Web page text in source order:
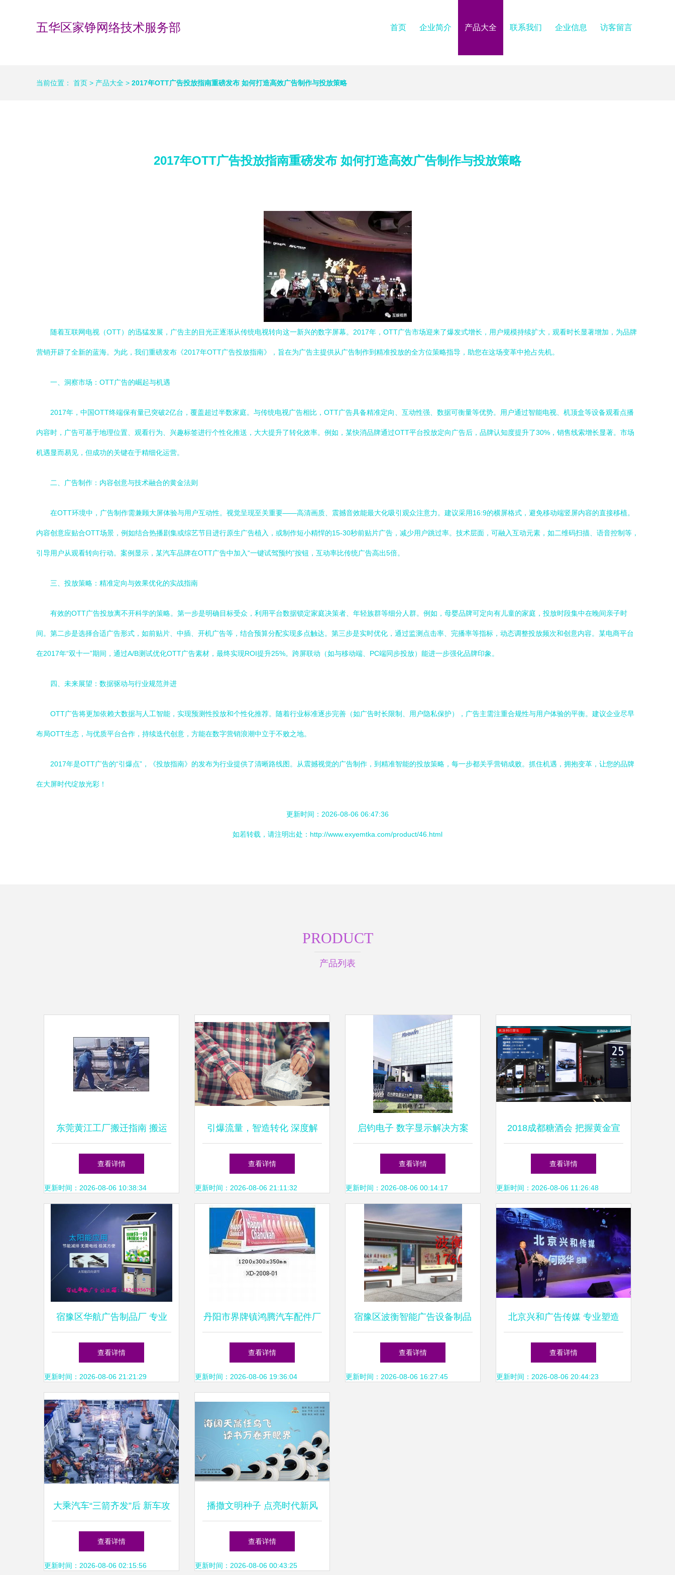
五华区家铮网络技术服务部 首页 企业简介 产品大全 联系我们 企业信息 访客留言
当前位置： 首页 > 产品大全 > 2017年OTT广告投放指南重磅发布 如何打造高效广告制作与投放策略
2017年OTT广告投放指南重磅发布 如何打造高效广告制作与投放策略
随着互联网电视（OTT）的迅猛发展，广告主的目光正逐渐从传统电视转向这一新兴的数字屏幕。2017年，OTT广告市场迎来了爆发式增长，用户规模持续扩大，观看时长显著增加，为品牌
营销开辟了全新的蓝海。为此，我们重磅发布《2017年OTT广告投放指南》，旨在为广告主提供从广告制作到精准投放的全方位策略指导，助您在这场变革中抢占先机。
一、洞察市场：OTT广告的崛起与机遇
2017年，中国OTT终端保有量已突破2亿台，覆盖超过半数家庭。与传统电视广告相比，OTT广告具备精准定向、互动性强、数据可衡量等优势。用户通过智能电视、机顶盒等设备观看点播
内容时，广告可基于地理位置、观看行为、兴趣标签进行个性化推送，大大提升了转化效率。例如，某快消品牌通过OTT平台投放定向广告后，品牌认知度提升了30%，销售线索增长显著。市场
机遇显而易见，但成功的关键在于精细化运营。
二、广告制作：内容创意与技术融合的黄金法则
在OTT环境中，广告制作需兼顾大屏体验与用户互动性。视觉呈现至关重要——高清画质、震撼音效能最大化吸引观众注意力。建议采用16:9的横屏格式，避免移动端竖屏内容的直接移植。
内容创意应贴合OTT场景，例如结合热播剧集或综艺节目进行原生广告植入，或制作短小精悍的15-30秒前贴片广告，减少用户跳过率。技术层面，可融入互动元素，如二维码扫描、语音控制等，
引导用户从观看转向行动。案例显示，某汽车品牌在OTT广告中加入“一键试驾预约”按钮，互动率比传统广告高出5倍。
三、投放策略：精准定向与效果优化的实战指南
有效的OTT广告投放离不开科学的策略。第一步是明确目标受众，利用平台数据锁定家庭决策者、年轻族群等细分人群。例如，母婴品牌可定向有儿童的家庭，投放时段集中在晚间亲子时
间。第二步是选择合适广告形式，如前贴片、中插、开机广告等，结合预算分配实现多点触达。第三步是实时优化，通过监测点击率、完播率等指标，动态调整投放频次和创意内容。某电商平台
在2017年“双十一”期间，通过A/B测试优化OTT广告素材，最终实现ROI提升25%。跨屏联动（如与移动端、PC端同步投放）能进一步强化品牌印象。
四、未来展望：数据驱动与行业规范并进
OTT广告将更加依赖大数据与人工智能，实现预测性投放和个性化推荐。随着行业标准逐步完善（如广告时长限制、用户隐私保护），广告主需注重合规性与用户体验的平衡。建议企业尽早
布局OTT生态，与优质平台合作，持续迭代创意，方能在数字营销浪潮中立于不败之地。
2017年是OTT广告的“引爆点”，《投放指南》的发布为行业提供了清晰路线图。从震撼视觉的广告制作，到精准智能的投放策略，每一步都关乎营销成败。抓住机遇，拥抱变革，让您的品牌
在大屏时代绽放光彩！
更新时间：2026-08-06 06:47:36
如若转载，请注明出处：http://www.exyemtka.com/product/46.html
PRODUCT
产品列表
东莞黄江工厂搬迁指南 搬运
电器的关键细节与专业广告服
务推荐
查看详情
更新时间：2026-08-06 10:38:34
引爆流量，智造转化 深度解
析淘宝产品宣传片拍摄的五大
营销优势
查看详情
更新时间：2026-08-06 21:11:32
启钧电子 数字显示解决方案
专家，点亮智慧生活新视界
查看详情
更新时间：2026-08-06 00:14:17
2018成都糖酒会 把握黄金宣
传窗口，整合户外媒体引爆品
牌
查看详情
更新时间：2026-08-06 11:26:48
宿豫区华航广告制品厂 专业
广告制作，助力品牌腾飞
查看详情
更新时间：2026-08-06 21:21:29
丹阳市界牌镇鸿腾汽车配件厂
专业制造，品质先行
查看详情
更新时间：2026-08-06 19:36:04
宿豫区波衡智能广告设备制品
厂 智能化浪潮下的广告发布
新势力
查看详情
更新时间：2026-08-06 16:27:45
北京兴和广告传媒 专业塑造
品牌，创意连接未来
查看详情
更新时间：2026-08-06 20:44:23
大乘汽车“三箭齐发”后 新车攻
势下的市场现状与广告策略解
析
查看详情
更新时间：2026-08-06 02:15:56
播撒文明种子 点亮时代新风
——2017年第六批社会主义核
心价值观公益广告发布
查看详情
更新时间：2026-08-06 00:43:25